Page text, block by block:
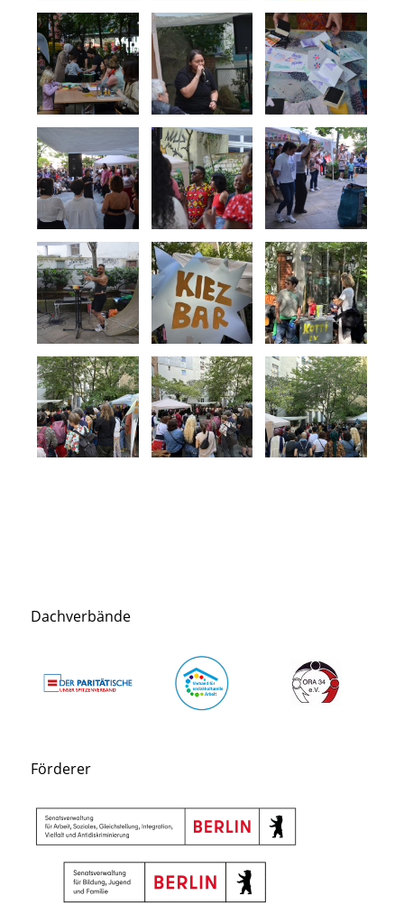
Dachverbände
Förderer